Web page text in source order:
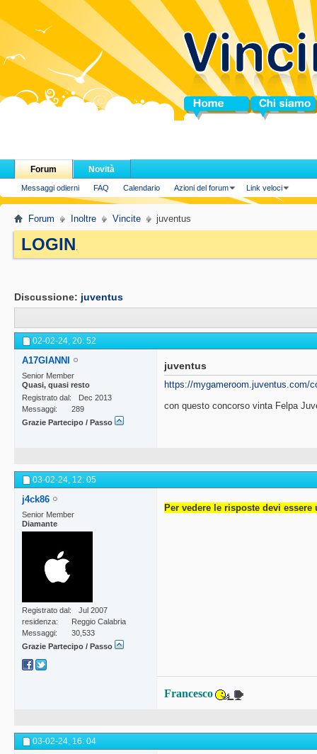
Home Chi siamo
Forum
Messaggi odierni FAQ Calendario Azioni del forum Link veloci
Novità
Forum Inoltre Vincite juventus
LOGIN.
Discussione: juventus
02-02-24, 20: 52
A17GIANNI
Senior Member
Quasi, quasi resto
Registrato dal
Dec 2013
Messaggi
289
Grazie Partecipo / Passo
juventus
https://mygameroom.juventus.com/
con questo concorso vinta Felpa
03-02-24, 12: 05
j4ck86
Senior Member
Diamante
Registrato dal
Jul 2007
residenza
Reggio Calabria
Messaggi
30,533
Grazie Partecipo / Passo
Per vedere le risposte devi
Francesco
03-02-24, 16: 04